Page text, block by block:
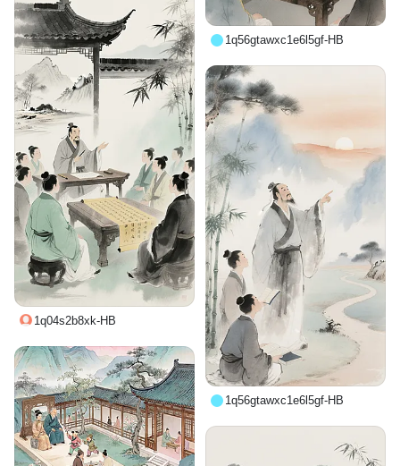
1q56gtawxc1e6l5gf-HB
1q04s2b8xk-HB
1q56gtawxc1e6l5gf-HB